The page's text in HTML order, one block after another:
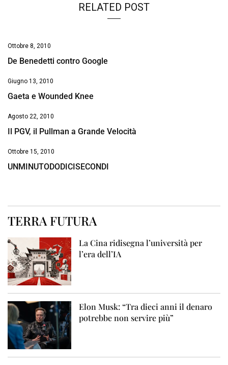
RELATED POST
Ottobre 8, 2010
De Benedetti contro Google
Giugno 13, 2010
Gaeta e Wounded Knee
Agosto 22, 2010
Il PGV, il Pullman a Grande Velocità
Ottobre 15, 2010
UNMINUTODODICISECONDI
TERRA FUTURA
La Cina ridisegna l’università per
l’era dell’IA
Elon Musk: “Tra dieci anni il denaro
potrebbe non servire più”